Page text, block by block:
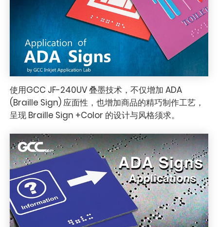
使用GCC JF-240UV 叠墨技术，不仅增加 ADA
(Braille Sign) 应面性，也增加商品的精巧制作工艺，
呈现 Braille Sign +Color 的设计与风格须求。